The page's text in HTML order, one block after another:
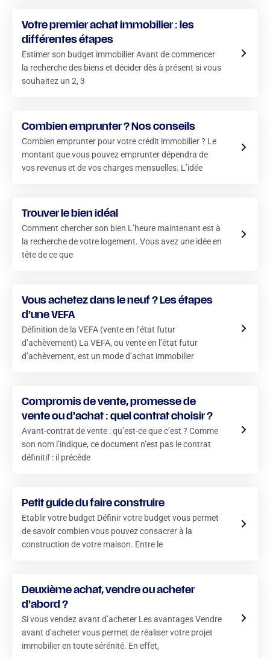
Votre premier achat immobilier : les
différentes étapes
Estimer son budget immobilier Avant de commencer
la recherche des biens et décider dès à présent si vous
souhaitez un 2, 3
Combien emprunter ? Nos conseils
Combien emprunter pour votre crédit immobilier ? Le
montant que vous pouvez emprunter dépendra de
vos revenus et de vos charges mensuelles. L’idée
Trouver le bien idéal
Comment chercher son bien L’heure maintenant est à
la recherche de votre logement. Vous avez une idée en
tête de ce que
Vous achetez dans le neuf ? Les étapes
d’une VEFA
Définition de la VEFA (vente en l’état futur
d’achèvement) La VEFA, ou vente en l’état futur
d’achèvement, est un mode d’achat immobilier
Compromis de vente, promesse de
vente ou d’achat : quel contrat choisir ?
Avant-contrat de vente : qu’est-ce que c’est ? Comme
son nom l’indique, ce document n’est pas le contrat
définitif : il précède
Petit guide du faire construire
Etablir votre budget Définir votre budget vous permet
de savoir combien vous pouvez consacrer à la
construction de votre maison. Entre le
Deuxième achat, vendre ou acheter
d’abord ?
Si vous vendez avant d’acheter Les avantages Vendre
avant d’acheter vous permet de réaliser votre projet
immobilier en toute sérénité. En effet,